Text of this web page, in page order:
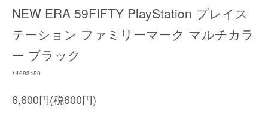
NEW ERA 59FIFTY PlayStation プレイス
テーション ファミリーマーク マルチカラ
ー ブラック
14693450
6,600円(税600円)